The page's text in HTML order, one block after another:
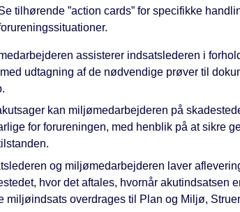
tilhørende ”action cards” for specifikke
assisterer indsatslederen i
udtagning af de nødvendige prøver til
kan miljømedarbejderen på
for forureningen, med henblik på at sikre
og miljømedarbejderen laver
hvor det aftales, hvornår akutindsatsen
miljøindsats overdrages til Plan og Miljø,